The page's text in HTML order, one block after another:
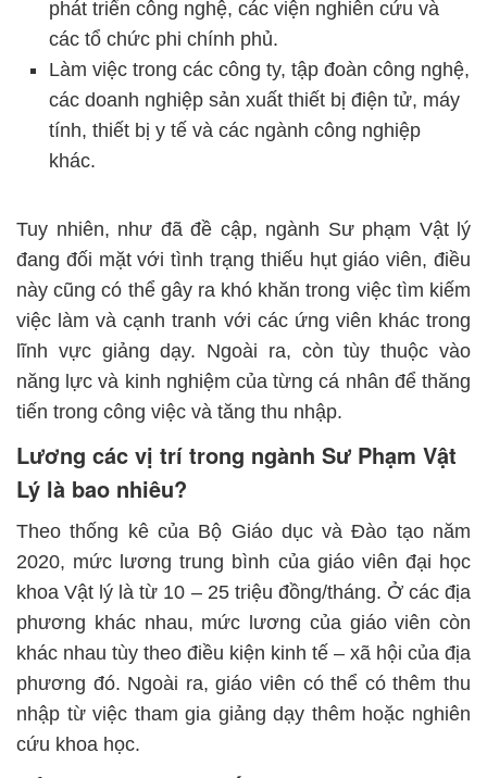
phát triển công nghệ, các viện nghiên cứu và
các tổ chức phi chính phủ.
Làm việc trong các công ty, tập đoàn công nghệ,
các doanh nghiệp sản xuất thiết bị điện tử, máy
tính, thiết bị y tế và các ngành công nghiệp
khác.
Tuy nhiên, như đã đề cập, ngành Sư phạm Vật lý
đang đối mặt với tình trạng thiếu hụt giáo viên, điều
này cũng có thể gây ra khó khăn trong việc tìm kiếm
việc làm và cạnh tranh với các ứng viên khác trong
lĩnh vực giảng dạy. Ngoài ra, còn tùy thuộc vào
năng lực và kinh nghiệm của từng cá nhân để thăng
tiến trong công việc và tăng thu nhập.
Lương các vị trí trong ngành Sư Phạm Vật
Lý là bao nhiêu?
Theo thống kê của Bộ Giáo dục và Đào tạo năm
2020, mức lương trung bình của giáo viên đại học
khoa Vật lý là từ 10 – 25 triệu đồng/tháng. Ở các địa
phương khác nhau, mức lương của giáo viên còn
khác nhau tùy theo điều kiện kinh tế – xã hội của địa
phương đó. Ngoài ra, giáo viên có thể có thêm thu
nhập từ việc tham gia giảng dạy thêm hoặc nghiên
cứu khoa học.